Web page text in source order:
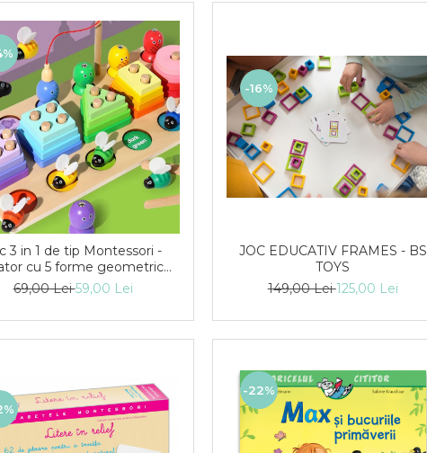
3 in 1 de tip Montessori -
cu 5 forme geometrice,
magnetic, prinde albinute
69,00 Lei59,00 Lei
-16%
JOC EDUCATIV FRAMES - BS
TOYS
149,00 Lei125,00 Lei
-22%